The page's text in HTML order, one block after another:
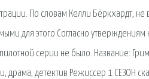
По словам Келли Бёркхардт,
для этого Согласно
серии не было. Название:
драма, детектив Режиссер 1 СЕЗОН